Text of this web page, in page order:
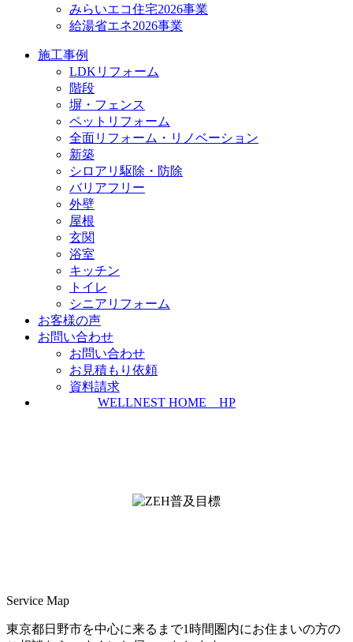
みらいエコ住宅2026事業
給湯省エネ2026事業
施工事例
LDKリフォーム
階段
塀・フェンス
ペットリフォーム
全面リフォーム・リノベーション
新築
シロアリ駆除・防除
バリアフリー
外壁
屋根
玄関
浴室
キッチン
トイレ
シニアリフォーム
お客様の声
お問い合わせ
お問い合わせ
お見積もり依頼
資料請求
WELLNEST HOME HP
Service Map
東京都日野市を中心に来るまで1時間圏内にお住まいの方の